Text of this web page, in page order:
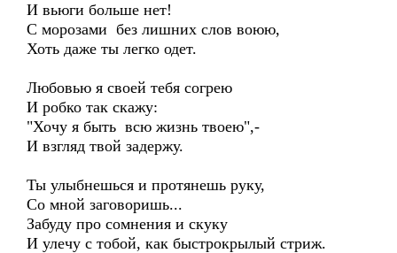
И вьюги больше нет!
С морозами без лишних слов воюю,
Хоть даже ты легко одет.
Любовью я своей тебя согрею
И робко так скажу:
"Хочу я быть всю жизнь твоею",-
И взгляд твой задержу.
Ты улыбнешься и протянешь руку,
Со мной заговоришь...
Забуду про сомнения и скуку
И улечу с тобой, как быстрокрылый стриж.